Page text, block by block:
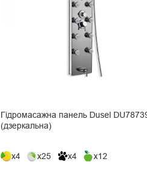
Гідромасажна панель Dusel
(дзеркальна)
x4 x25 x4 x12